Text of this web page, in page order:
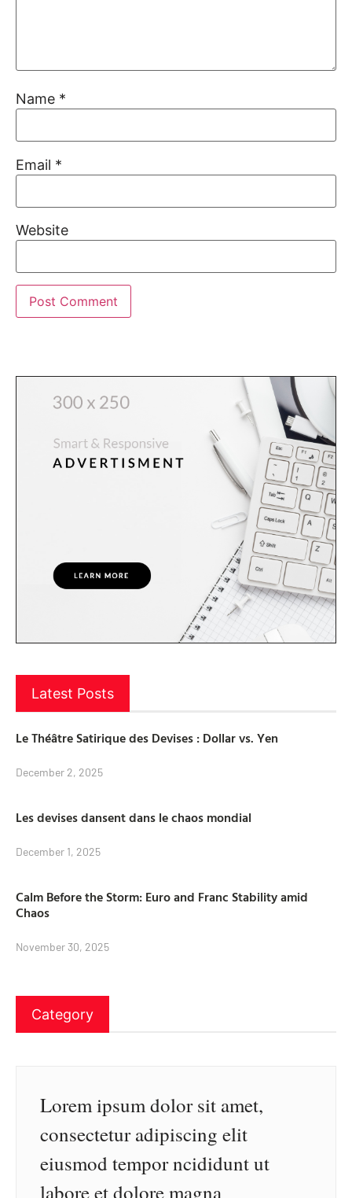
Name *
Email *
Website
Latest Posts
Le Théâtre Satirique des Devises : Dollar vs. Yen
December 2, 2025
Les devises dansent dans le chaos mondial
December 1, 2025
Calm Before the Storm: Euro and Franc Stability amid
Chaos
November 30, 2025
Category
Lorem ipsum dolor sit amet,
consectetur adipiscing elit
eiusmod tempor ncididunt ut
labore et dolore magna